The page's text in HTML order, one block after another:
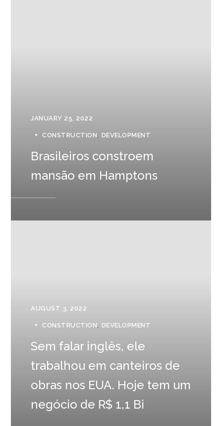
JANUARY 25, 2022
CONSTRUCTION DEVELOPMENT
Brasileiros constroem
mansão em Hamptons
AUGUST 3, 2022
CONSTRUCTION DEVELOPMENT
Sem falar inglês, ele
trabalhou em canteiros de
obras nos EUA. Hoje tem um
negócio de R$ 1,1 Bi